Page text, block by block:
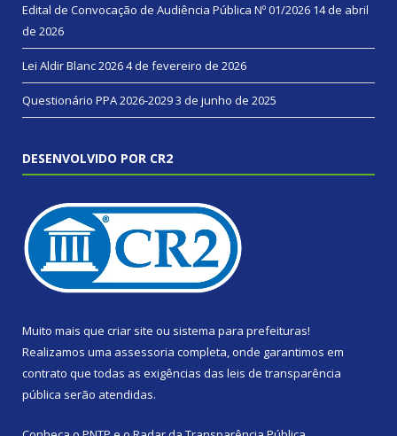
Edital de Convocação de Audiência Pública Nº 01/2026 14 de abril
de 2026
Lei Aldir Blanc 20264 de fevereiro de 2026
Questionário PPA 2026-20293 de junho de 2025
DESENVOLVIDO POR CR2
Muito mais que criar site ou sistema para prefeituras!
Realizamos uma assessoria completa, onde garantimos em
contrato que todas as exigências das leis de transparência
pública serão atendidas.